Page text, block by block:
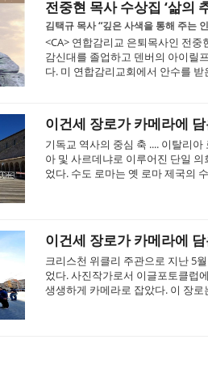
전중현 목사 수상집 ‘삶의
김택규 목사 “깊은 사색을 통해 주는
<CA> 연합감리교 은퇴목사인 전중
감신대를 졸업하고 덴버의 아이릴
다. 미 연합감리교회에서 안수를
이건세 장로가 카메라에
기독교 역사의 중심 축 .... 이탈리
아 및 사르데냐로 이루어진 단일
었다. 수도 로마는 옛 로마 제국의
이건세 장로가 카메라에
크리스천 위클리 주관으로 지난 5
었다. 사진작가로서 이글포토클럽
생생하게 카메라로 잡았다. 이 장